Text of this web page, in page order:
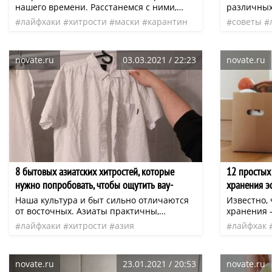
нашего времени. Расстанемся с ними,
судя по новостям с антиковидных
фронтов, мы еще очень нескоро. А пока
под рукой: в бардачке машины, в рюкзаке,
кармане, в дамской сумочке. И раз уж так
вышло, то почему бы не найти им
дополнительного применения? Тема
нашей статьи — альтернативное
использование одноразовой маски.
лайфхаки хитрости маски карантин
клейкая
в каждом
советы
novate.ru 03.03.2021 / 22:23
8 бытовых азиатских хитростей, которые
нужно попробовать, чтобы ощутить вау-
эффект
Наша культура и быт сильно отличаются
от восточных. Азиаты практичны,
бережливы, используют подручные
средства для решения большого
лайфхаки хитрости азия
novate.ru
12
хранения
Известно,
хранения
зиждется
решения
лайфхак
novate.ru 23.01.2021 / 20:53 novate.ru